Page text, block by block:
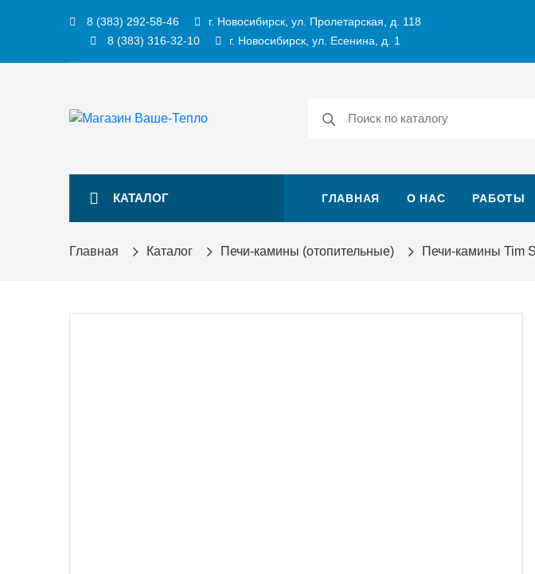
8 (383) 292-58-46
г. Новосибирск, ул. Пролетарская, д. 118
8 (383) 316-32-10
г. Новосибирск, ул. Есенина, д. 1
КАТАЛОГ ГЛАВНАЯ О НАС РАБОТЫ
Главная Каталог Печи-камины (отопительные) Печи-камины Tim